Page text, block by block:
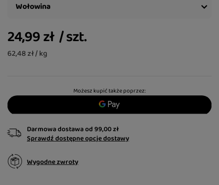
Wołowina
24,99 zł /szt.
62,48 zł / kg
Możesz kupić także poprzez:
Darmowa dostawaod99,00 zł
Sprawdź dostępne opcje dostawy
Wygodne zwroty